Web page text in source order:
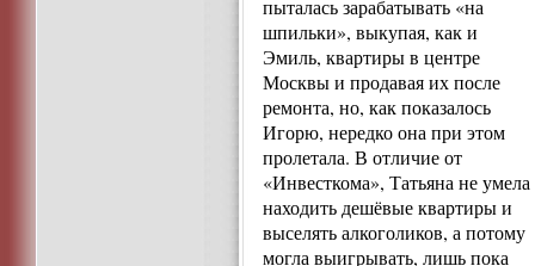
пыталась зарабатывать «на
шпильки», выкупая, как и
Эмиль, квартиры в центре
Москвы и продавая их после
ремонта, но, как показалось
Игорю, нередко она при этом
пролетала. В отличие от
«Инвесткома», Татьяна не умела
находить дешёвые квартиры и
выселять алкоголиков, а потому
могла выигрывать, лишь пока